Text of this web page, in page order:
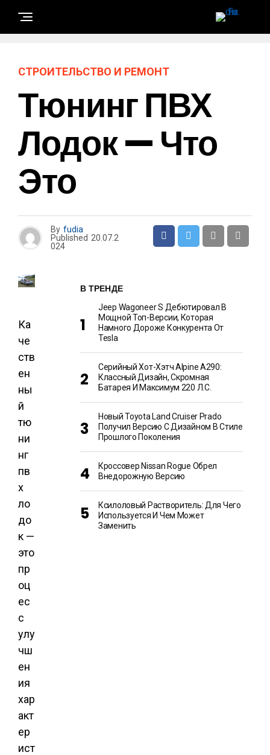
СТРОИТЕЛЬСТВО И РЕМОНТ
Тюнинг ПВХ
Лодок — Что
Это
By fudia
Published 20.07.2
024
Ка
че
ств
ен
ны
й
тю
ни
нг
пв
х
ло
до
к —
это
пр
оц
ес
с
улу
чш
ен
ия
хар
акт
ер
ист
В ТРЕНДЕ
Jeep Wagoneer S Дебютировал В
Мощной Топ-Версии, Которая
Намного Дороже Конкурента От
Tesla
Серийный Хот-Хэтч Alpine A290:
Классный Дизайн, Скромная
Батарея И Максимум 220 Л.с.
Новый Toyota Land Cruiser Prado
Получил Версию С Дизайном В Стиле
Прошлого Поколения
Кроссовер Nissan Rogue Обрел
Внедорожную Версию
Ксилоловый Растворитель: Для Чего
Используется И Чем Может
Заменить